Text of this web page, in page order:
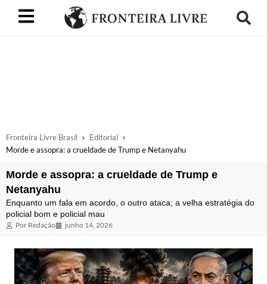
Fronteira Livre Brasil
Editorial
Morde e assopra: a crueldade de Trump e Netanyahu
Morde e assopra: a crueldade de Trump e
Netanyahu
Enquanto um fala em acordo, o outro ataca; a velha estratégia do
policial bom e policial mau
Por Redação junho 14, 2026